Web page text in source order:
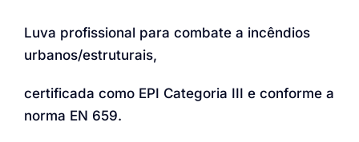
Luva profissional para combate a incêndios
urbanos/estruturais,
certificada como EPI Categoria III e conforme a
norma EN 659.